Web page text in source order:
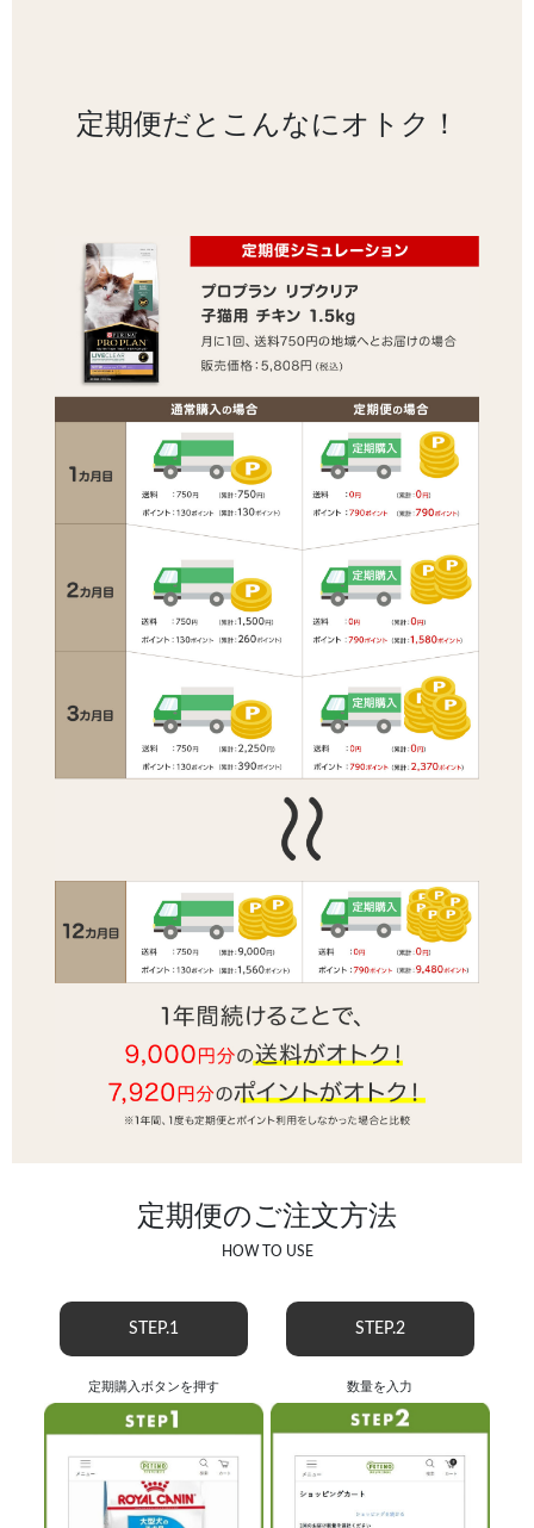
定期便だとこんなにオトク！
定期便のご注文方法
HOW TO USE
STEP.1
定期購入ボタンを押す
STEP.2
数量を入力